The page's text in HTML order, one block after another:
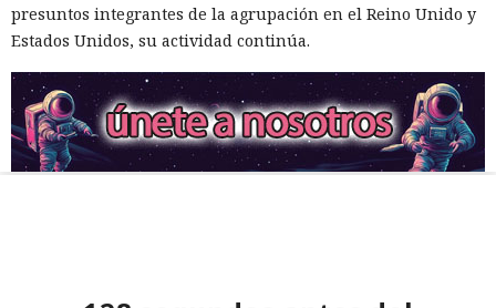
presuntos integrantes de la agrupación en el Reino Unido y
Estados Unidos, su actividad continúa.